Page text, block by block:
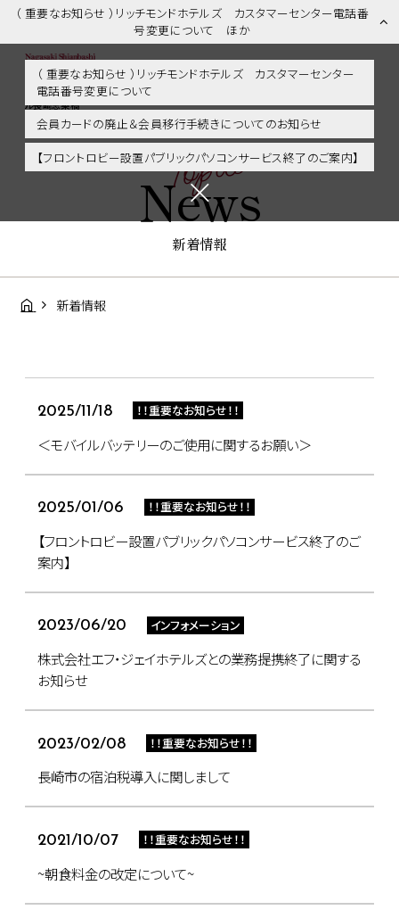
（ 重要なお知らせ ）リッチモンドホテルズ カスタマーセンター電話番
号変更について ほか
（ 重要なお知らせ ）リッチモンドホテルズ カスタマーセンター
電話番号変更について
会員カードの廃止＆会員移行手続きについてのお知らせ
【フロントロビー設置パブリックパソコンサービス終了のご案内】
新着情報 | 長崎市内・観光・グルメに好アクセス！リッチモンドホテ
ル長崎思案橋
News
Topics
新着情報
新着情報
2025/11/18 ！！重要なお知らせ！！
＜モバイルバッテリーのご使用に関するお願い＞
2025/01/06 ！！重要なお知らせ！！
【フロントロビー設置パブリックパソコンサービス終了のご
案内】
2023/06/20 インフォメーション
株式会社エフ・ジェイホテルズとの業務提携終了に関する
お知らせ
2023/02/08 ！！重要なお知らせ！！
長崎市の宿泊税導入に関しまして
2021/10/07 ！！重要なお知らせ！！
~朝食料金の改定について~